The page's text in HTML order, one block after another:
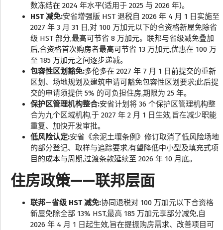
数冻结在 2024 年水平(适用于 2025 与 2026 年)。
HST 减免:安省增强版 HST 退税自 2026 年 4 月 1 日实施至
2027 年 3 月 31 日,对 100 万加元以下的合资格新屋免除省
级 HST 部分,最高可节省 8 万加元。联邦与省级减免叠加
后,合资格首次购房者最高可节省 13 万加元,优惠在 100 万
至 185 万加元之间逐步递减。
包容性区划豁免:多伦多在 2027 年 7 月 1 日前提交的重新
区划、场地规划及建筑申请可豁免包容性区划要求;此后提
交的申请须提供 5% 的可负担住房,期限为 25 年。
保护区管理机构整合:安省计划将 36 个保护区管理机构整
合为九个区域机构,于 2027 年 2 月 1 日生效,旨在减少职能
重复、加快开发审批。
低风险认定:安省《余泥土壤条例》修订取消了低风险场地
的部分登记、取样与追踪要求,有望降低中小型及填充式项
目的成本与周期,过渡条款延续至 2026 年 10 月底。
住房政策——联邦层面
联邦—省级 HST 减免:协同退税对 100 万加元以下合资格
新屋免除全部 13% HST,最高 185 万加元享部分减免,自
2026 年 4 月 1 日起生效,旨在提振购房需求、改善项目可